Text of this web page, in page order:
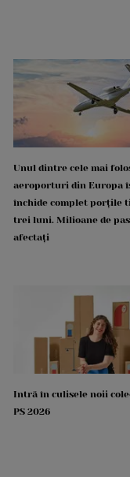
Unul dintre cele mai
aeroporturi din Europa
închide complet porțile
trei luni. Milioane de
afectați
Intră în culisele noii
PS 2026